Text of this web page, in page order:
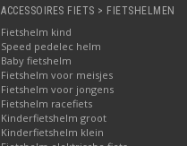
ACCESSOIRES FIETS > FIETSHELMEN
Fietshelm kind
Speed pedelec helm
Baby fietshelm
Fietshelm voor meisjes
Fietshelm voor jongens
Fietshelm racefiets
Kinderfietshelm groot
Kinderfietshelm klein